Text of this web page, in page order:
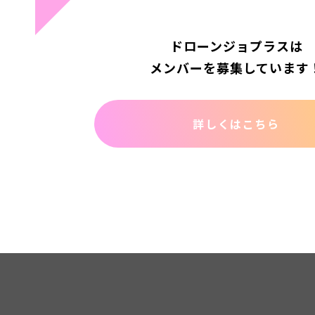
ドローンジョプラスは
メンバーを募集しています
詳しくはこちら